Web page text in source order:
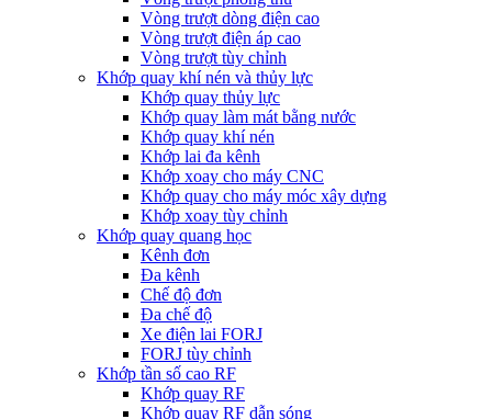
Vòng trượt dòng điện cao
Vòng trượt điện áp cao
Vòng trượt tùy chỉnh
Khớp quay khí nén và thủy lực
Khớp quay thủy lực
Khớp quay làm mát bằng nước
Khớp quay khí nén
Khớp lai đa kênh
Khớp xoay cho máy CNC
Khớp quay cho máy móc xây dựng
Khớp xoay tùy chỉnh
Khớp quay quang học
Kênh đơn
Đa kênh
Chế độ đơn
Đa chế độ
Xe điện lai FORJ
FORJ tùy chỉnh
Khớp tần số cao RF
Khớp quay RF
Khớp quay RF dẫn sóng